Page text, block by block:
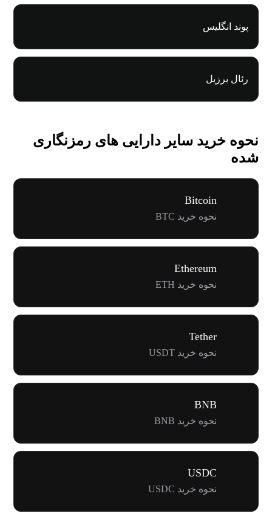
پوند انگلیس
رئال برزیل
نحوه خرید سایر دارایی های رمزنگاری
شده
Bitcoin
نحوه خرید BTC
Ethereum
نحوه خرید ETH
Tether
نحوه خرید USDT
BNB
نحوه خرید BNB
USDC
نحوه خرید USDC